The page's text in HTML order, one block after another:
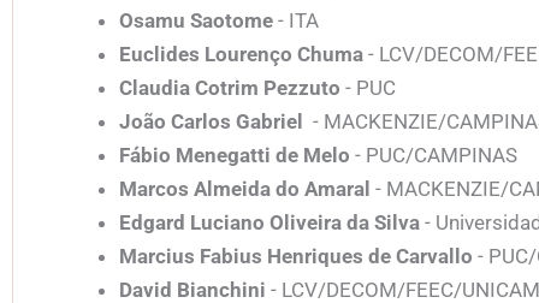
Osamu Saotome - ITA
Euclides Lourenço Chuma - LCV/DECOM/
Claudia Cotrim Pezzuto - PUC
João Carlos Gabriel - MACKENZIE/
Fábio Menegatti de Melo - PUC/CAMPINAS
Marcos Almeida do Amaral - MACKENZIE/
Edgard Luciano Oliveira da Silva -
Marcius Fabius Henriques de Carvallo -
David Bianchini - LCV/DECOM/FEEC/